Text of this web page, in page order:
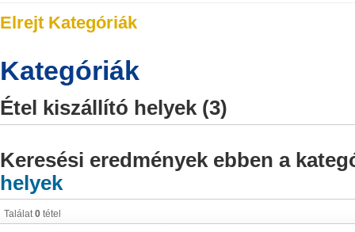
Elrejt Kategóriák
Kategóriák
Étel kiszállító helyek (3)
Keresési eredmények ebben a
helyek
Találat0 tétel